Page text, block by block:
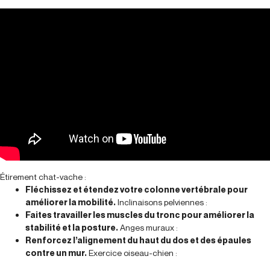
Étirement chat-vache :
Fléchissez et étendez votre colonne vertébrale pour
améliorer la mobilité.Inclinaisons pelviennes :
Faites travailler les muscles du tronc pour améliorer la
stabilité et la posture.Anges muraux :
Renforcez l’alignement du haut du dos et des épaules
contre un mur.Exercice oiseau-chien :